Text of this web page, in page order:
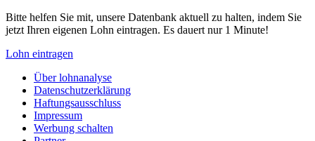
Bitte helfen Sie mit, unsere Datenbank aktuell zu halten, indem Sie
jetzt Ihren eigenen Lohn eintragen. Es dauert nur 1 Minute!
Lohn eintragen
Über lohnanalyse
Datenschutzerklärung
Haftungsausschluss
Impressum
Werbung schalten